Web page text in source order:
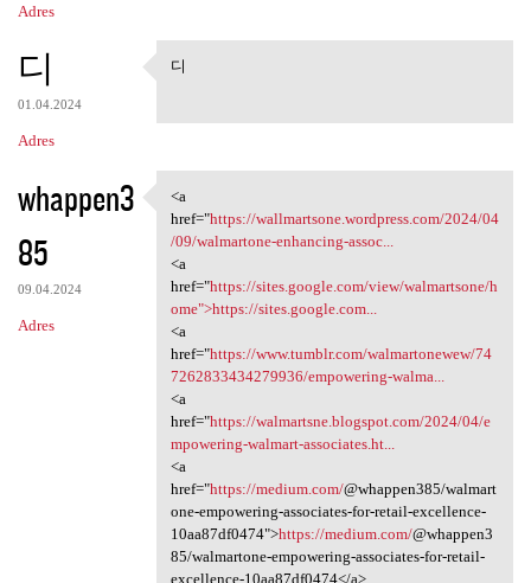
Adres
디
01.04.2024
Adres
디
디
whappen3
85
09.04.2024
Adres
<a href="https://wallmartsone
<a
href="https://wallmartsone.wordpress.com/2024/04
/09/walmartone-enhancing-assoc...
<a
href="https://sites.google.com/view/walmartsone/h
ome">https://sites.google.com...
<a
href="https://www.tumblr.com/walmartonewew/74
7262833434279936/empowering-walma...
<a
href="https://walmartsne.blogspot.com/2024/04/e
mpowering-walmart-associates.ht...
<a
href="https://medium.com/@whappen385/walmart
one-empowering-associates-for-retail-excellence-
10aa87df0474">https://medium.com/@whappen3
85/walmartone-empowering-associates-for-retail-
excellence-10aa87df0474</a>